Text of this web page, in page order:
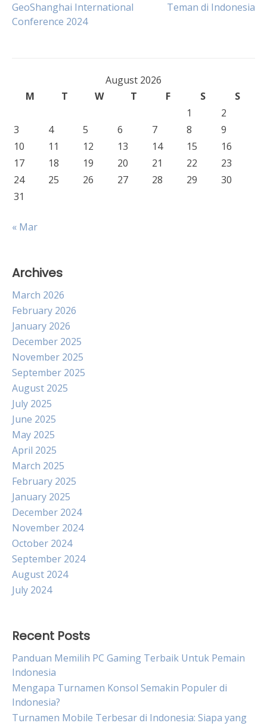
navigation
GeoShanghai International
Conference 2024
Teman di Indonesia
August 2026
M
T W T F S
S
1
2
3
4 5 6 7 8
9
10
11 12 13 14 15
16
17
18 19 20 21 22
23
24
25 26 27 28 29
30
31
« Mar
Archives
March 2026
February 2026
January 2026
December 2025
November 2025
September 2025
August 2025
July 2025
June 2025
May 2025
April 2025
March 2025
February 2025
January 2025
December 2024
November 2024
October 2024
September 2024
August 2024
July 2024
Recent Posts
Panduan Memilih PC Gaming Terbaik Untuk Pemain
Indonesia
Mengapa Turnamen Konsol Semakin Populer di
Indonesia?
Turnamen Mobile Terbesar di Indonesia: Siapa yang